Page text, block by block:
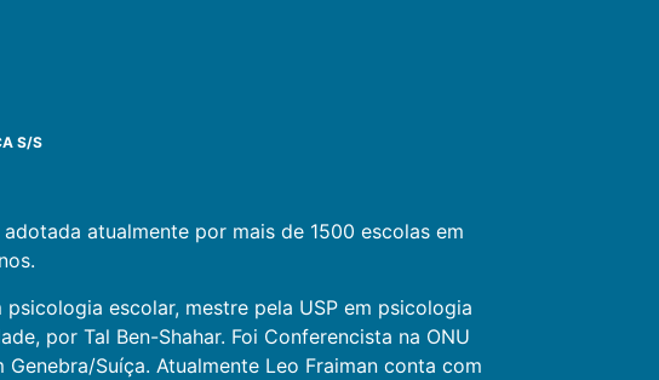
S/S
atualmente por mais de 1500 escolas em
escolar, mestre pela USP em psicologia
por Tal Ben-Shahar. Foi Conferencista na ONU
Suíça. Atualmente Leo Fraiman conta com